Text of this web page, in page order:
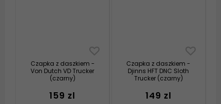
Czapka z daszkiem -
Von Dutch VD Trucker
(czarny)
159 zl
Czapka z daszkiem -
Djinns HFT DNC Sloth
Trucker (czarny)
149 zl